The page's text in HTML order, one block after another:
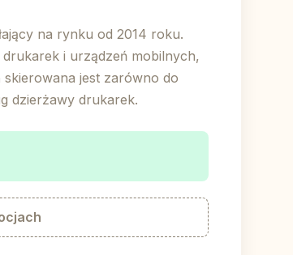
na rynku od 2014 roku.
i urządzeń mobilnych,
skierowana jest zarówno do
dzierżawy drukarek.